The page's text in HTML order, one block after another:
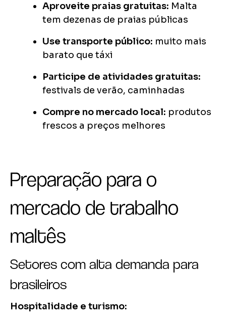
Aproveite praias gratuitas: Malta
tem dezenas de praias públicas
Use transporte público: muito mais
barato que táxi
Participe de atividades gratuitas:
festivals de verão, caminhadas
Compre no mercado local: produtos
frescos a preços melhores
Preparação para o
mercado de trabalho
maltês
Setores com alta demanda para
brasileiros
Hospitalidade e turismo: